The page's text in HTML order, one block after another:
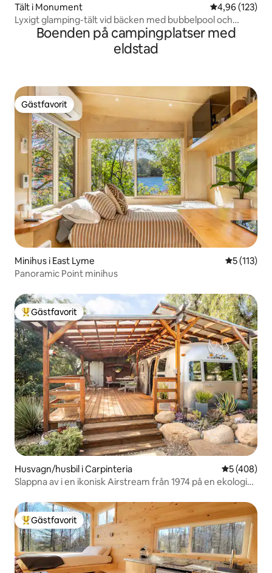
Tält i Monument 4,96 av 5 i
4,96 (123)
Lyxigt glamping-tält vid bäcken med bubbelpool och
utsiktBoenden på campingplatser med
eldstad
Gästfavorit
Gästfavorit
Minihus i East Lyme 5 av 5 i
5 (113)
Panoramic Point minihus
Populär gästfavorit
Gästfavorit
Husvagn/husbil i Carpinteria 5 av 5 i
5 (408)
Slappna av i en ikonisk Airstream från 1974 på en ekologisk
Populär gästfavorit
Gästfavorit